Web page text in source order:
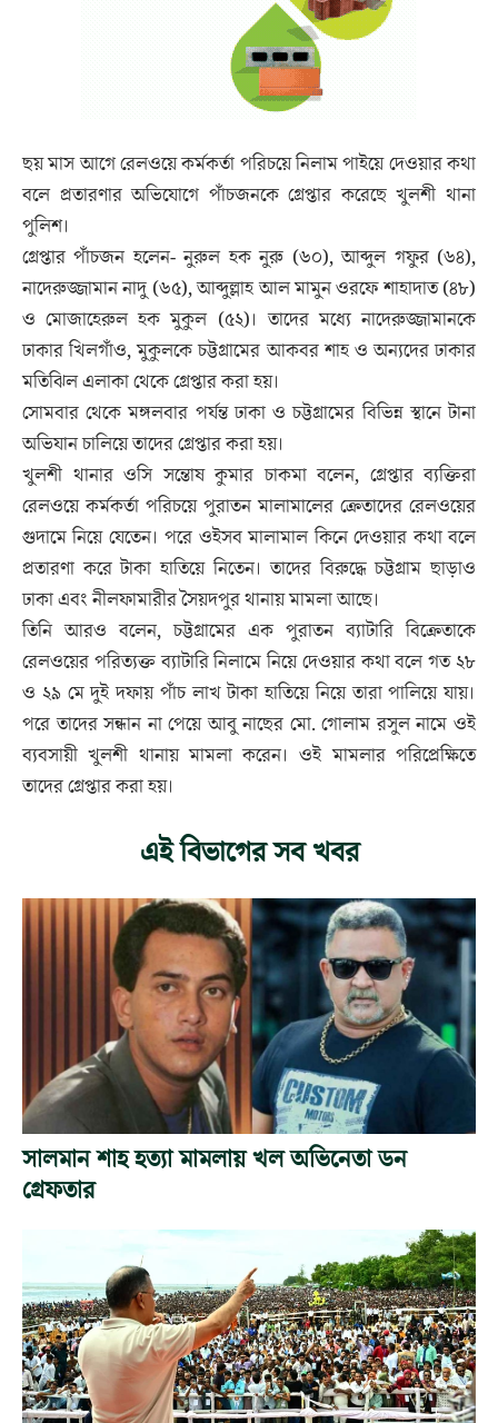
ছয় মাস আগে রেলওয়ে কর্মকর্তা পরিচয়ে নিলাম পাইয়ে দেওয়ার কথা
বলে প্রতারণার অভিযোগে পাঁচজনকে গ্রেপ্তার করেছে খুলশী থানা
পুলিশ।
গ্রেপ্তার পাঁচজন হলেন- নুরুল হক নুরু (৬০), আব্দুল গফুর (৬৪),
নাদেরুজ্জামান নাদু (৬৫), আব্দুল্লাহ আল মামুন ওরফে শাহাদাত (৪৮)
ও মোজাহেরুল হক মুকুল (৫২)। তাদের মধ্যে নাদেরুজ্জামানকে
ঢাকার খিলগাঁও, মুকুলকে চট্টগ্রামের আকবর শাহ ও অন্যদের ঢাকার
মতিঝিল এলাকা থেকে গ্রেপ্তার করা হয়।
সোমবার থেকে মঙ্গলবার পর্যন্ত ঢাকা ও চট্টগ্রামের বিভিন্ন স্থানে টানা
অভিযান চালিয়ে তাদের গ্রেপ্তার করা হয়।
খুলশী থানার ওসি সন্তোষ কুমার চাকমা বলেন, গ্রেপ্তার ব্যক্তিরা
রেলওয়ে কর্মকর্তা পরিচয়ে পুরাতন মালামালের ক্রেতাদের রেলওয়ের
গুদামে নিয়ে যেতেন। পরে ওইসব মালামাল কিনে দেওয়ার কথা বলে
প্রতারণা করে টাকা হাতিয়ে নিতেন। তাদের বিরুদ্ধে চট্টগ্রাম ছাড়াও
ঢাকা এবং নীলফামারীর সৈয়দপুর থানায় মামলা আছে।
তিনি আরও বলেন, চট্টগ্রামের এক পুরাতন ব্যাটারি বিক্রেতাকে
রেলওয়ের পরিত্যক্ত ব্যাটারি নিলামে নিয়ে দেওয়ার কথা বলে গত ২৮
ও ২৯ মে দুই দফায় পাঁচ লাখ টাকা হাতিয়ে নিয়ে তারা পালিয়ে যায়।
পরে তাদের সন্ধান না পেয়ে আবু নাছের মো. গোলাম রসুল নামে ওই
ব্যবসায়ী খুলশী থানায় মামলা করেন। ওই মামলার পরিপ্রেক্ষিতে
তাদের গ্রেপ্তার করা হয়।
এই বিভাগের সব খবর
সালমান শাহ হত্যা মামলায় খল অভিনেতা ডন
গ্রেফতার